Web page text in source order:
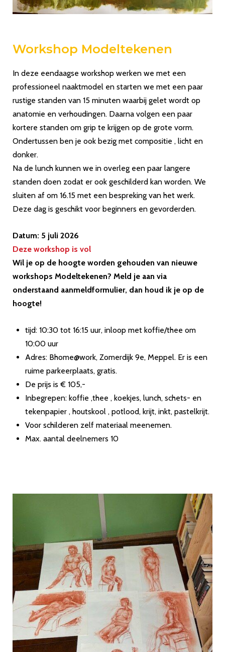
Workshop Modeltekenen
In deze eendaagse workshop werken we met een
professioneel naaktmodel en starten we met een paar
rustige standen van 15 minuten waarbij gelet wordt op
anatomie en verhoudingen. Daarna volgen een paar
kortere standen om grip te krijgen op de grote vorm.
Ondertussen ben je ook bezig met compositie , licht en
donker.
Na de lunch kunnen we in overleg een paar langere
standen doen zodat er ook geschilderd kan worden. We
sluiten af om 16.15 met een bespreking van het werk.
Deze dag is geschikt voor beginners en gevorderden.
Datum: 5 juli 2026
Deze workshop is vol
Wil je op de hoogte worden gehouden van nieuwe
workshops Modeltekenen? Meld je aan via
onderstaand aanmeldformulier, dan houd ik je op de
hoogte!
tijd: 10:30 tot 16:15 uur, inloop met koffie/thee om
10:00 uur
Adres: Bhome@work, Zomerdijk 9e, Meppel. Er is een
ruime parkeerplaats, gratis.
De prijs is € 105,-
Inbegrepen: koffie ,thee , koekjes, lunch, schets- en
tekenpapier , houtskool , potlood, krijt, inkt, pastelkrijt.
Voor schilderen zelf materiaal meenemen.
Max. aantal deelnemers 10